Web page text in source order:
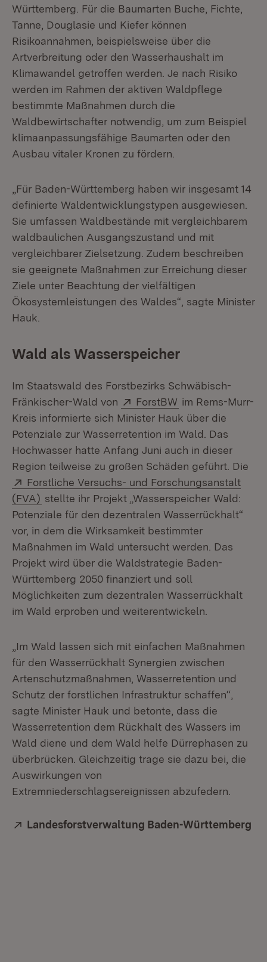
Württemberg. Für die Baumarten Buche, Fichte,
Tanne, Douglasie und Kiefer können
Risikoannahmen, beispielsweise über die
Artverbreitung oder den Wasserhaushalt im
Klimawandel getroffen werden. Je nach Risiko
werden im Rahmen der aktiven Waldpflege
bestimmte Maßnahmen durch die
Waldbewirtschafter notwendig, um zum Beispiel
klimaanpassungsfähige Baumarten oder den
Ausbau vitaler Kronen zu fördern.
„Für Baden-Württemberg haben wir insgesamt 14
definierte Waldentwicklungstypen ausgewiesen.
Sie umfassen Waldbestände mit vergleichbarem
waldbaulichen Ausgangszustand und mit
vergleichbarer Zielsetzung. Zudem beschreiben
sie geeignete Maßnahmen zur Erreichung dieser
Ziele unter Beachtung der vielfältigen
Ökosystemleistungen des Waldes“, sagte Minister
Hauk.
Wald als Wasserspeicher
Im Staatswald des Forstbezirks Schwäbisch-
Fränkischer-Wald von
Extern:
ForstBW (Öffnet in neuem
im Rems-Murr-
Kreis informierte sich Minister Hauk über die
Potenziale zur Wasserretention im Wald. Das
Hochwasser hatte Anfang Juni auch in dieser
Region teilweise zu großen Schäden geführt. Die
Extern:
Forstliche Versuchs- und Forschungsanstalt
(FVA) (Öffnet in neuem Fenster)
stellte ihr Projekt „Wasserspeicher Wald:
Potenziale für den dezentralen Wasserrückhalt“
vor, in dem die Wirksamkeit bestimmter
Maßnahmen im Wald untersucht werden. Das
Projekt wird über die Waldstrategie Baden-
Württemberg 2050 finanziert und soll
Möglichkeiten zum dezentralen Wasserrückhalt
im Wald erproben und weiterentwickeln.
„Im Wald lassen sich mit einfachen Maßnahmen
für den Wasserrückhalt Synergien zwischen
Artenschutzmaßnahmen, Wasserretention und
Schutz der forstlichen Infrastruktur schaffen“,
sagte Minister Hauk und betonte, dass die
Wasserretention dem Rückhalt des Wassers im
Wald diene und dem Wald helfe Dürrephasen zu
überbrücken. Gleichzeitig trage sie dazu bei, die
Auswirkungen von
Extremniederschlagsereignissen abzufedern.
Extern:
Landesforstverwaltung Baden-Württemberg